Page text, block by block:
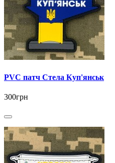
PVC патч Стела Куп'янськ
300грн